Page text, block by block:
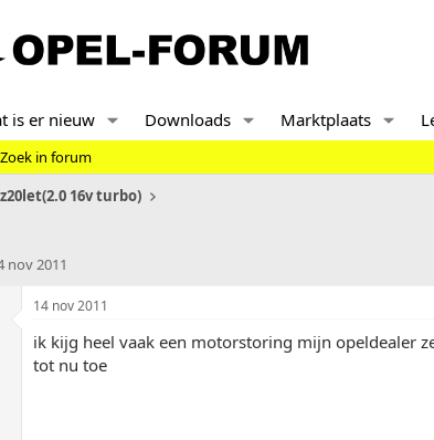
is er nieuw Downloads Marktplaats
Zoek in forum
16v turbo)
nov 2011
14 nov 2011
ik kijg heel vaak een motorstoring mijn opeldealer
tot nu toe